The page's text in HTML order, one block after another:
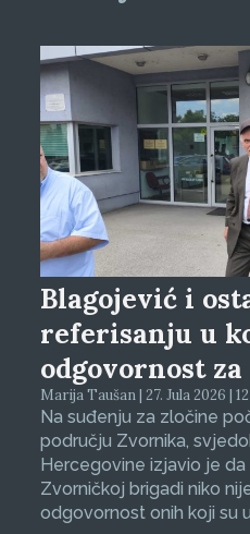
Blagojević i
referisanju u
odgovornost
Marija Taušan | 27. Jula 2026 |
Na suđenju za zločine
području Zvornika,
Hercegovine izjavio je da
Zvorničkoj brigadi niko
odgovornost onih koji su